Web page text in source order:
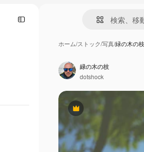
ホーム/ストック/写真/緑の木の枝
Premium
緑の木の枝
dotshock